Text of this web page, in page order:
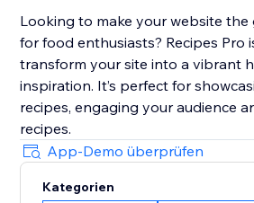
Looking to make your website
for food enthusiasts? Recipes Pro
transform your site into a vibrant
inspiration. It’s perfect for
recipes, engaging your audience
recipes.
App-Demo überprüfen
Kategorien